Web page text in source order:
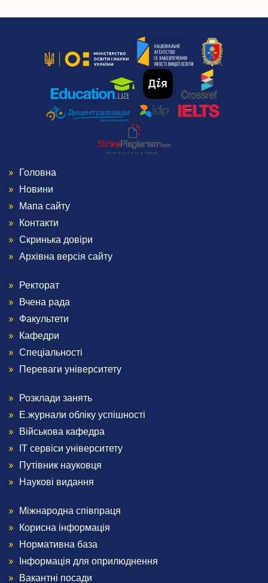
Menu
Footer
1
Головна
Новини
Мапа сайту
Контакти
Скринька довіри
Архівна версія сайту
Menu
Footer
2
Ректорат
Вчена рада
Факультети
Кафедри
Спеціальності
Переваги університету
Menu
Footer
3
Розклади занять
Е.журнали обліку успішності
Військова кафедра
ІТ сервіси університету
Путівник науковця
Наукові видання
Menu
Footer
Міжнародна співпраця
Корисна інформація
Нормативна база
Інформація для оприлюднення
Вакантні посади